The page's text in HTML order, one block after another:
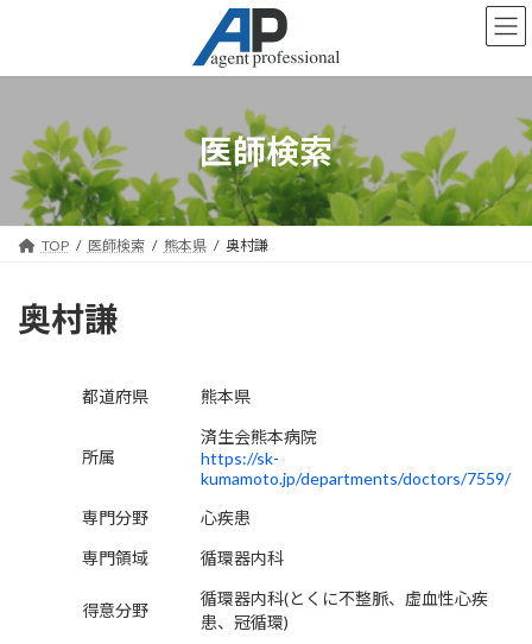
ン
キ
プ
ー
に
動
医師検索
TOP 医師検索 熊本県 奥村謙
奥村謙
都道府県 熊本県
所属
済生会熊本病院
https://sk-
kumamoto.jp/departments/doctors/7559/
専門分野
心疾患
専門領域
循環器内科
得意分野
循環器内科(とくに不整脈、虚血性心疾
患、冠循環)